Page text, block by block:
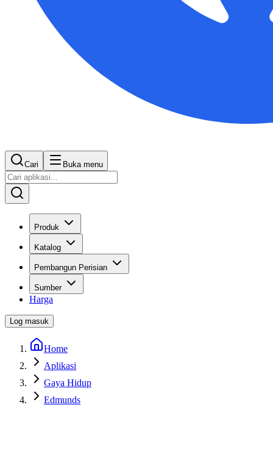
Cari Buka menu
Produk
Katalog
Pembangun Perisian
Sumber
Harga
Log masuk
Home
Aplikasi
Gaya Hidup
Edmunds